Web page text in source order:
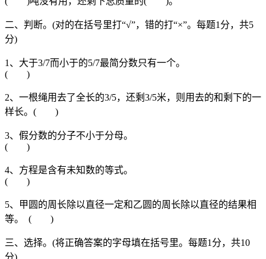
二、判断。(对的在括号里打“√”，错的打“×”。每题1分，共5
分)
1、大于3/7而小于的5/7最简分数只有一个。
( )
2、一根绳用去了全长的3/5，还剩3/5米，则用去的和剩下的一
样长。( )
3、假分数的分子不小于分母。
( )
4、方程是含有未知数的等式。
( )
5、甲圆的周长除以直径一定和乙圆的周长除以直径的结果相
等。 ( )
三、选择。(将正确答案的字母填在括号里。每题1分，共10
分)